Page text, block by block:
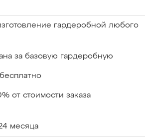
гардеробной любого
за базовую гардеробную
бесплатно
от стоимости заказа
месяца